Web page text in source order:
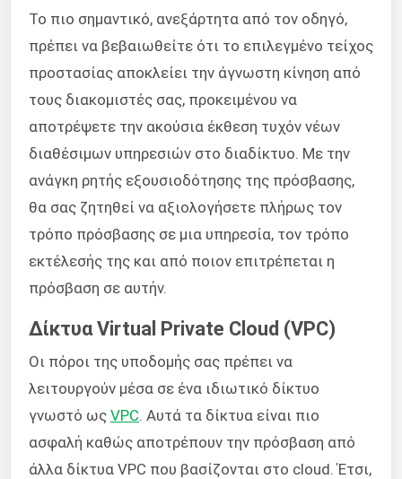
Το πιο σημαντικό, ανεξάρτητα από τον οδηγό,
πρέπει να βεβαιωθείτε ότι το επιλεγμένο τείχος
προστασίας αποκλείει την άγνωστη κίνηση από
τους διακομιστές σας, προκειμένου να
αποτρέψετε την ακούσια έκθεση τυχόν νέων
διαθέσιμων υπηρεσιών στο διαδίκτυο. Με την
ανάγκη ρητής εξουσιοδότησης της πρόσβασης,
θα σας ζητηθεί να αξιολογήσετε πλήρως τον
τρόπο πρόσβασης σε μια υπηρεσία, τον τρόπο
εκτέλεσής της και από ποιον επιτρέπεται η
πρόσβαση σε αυτήν.
Δίκτυα Virtual Private Cloud (VPC)
Οι πόροι της υποδομής σας πρέπει να
λειτουργούν μέσα σε ένα ιδιωτικό δίκτυο
γνωστό ως VPC. Αυτά τα δίκτυα είναι πιο
ασφαλή καθώς αποτρέπουν την πρόσβαση από
άλλα δίκτυα VPC που βασίζονται στο cloud. Έτσι,